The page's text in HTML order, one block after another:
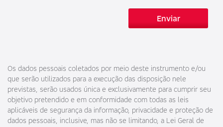
Enviar
Os dados pessoais coletados por meio deste instrumento e/ou
que serão utilizados para a execução das disposição nele
previstas, serão usados única e exclusivamente para cumprir seu
objetivo pretendido e em conformidade com todas as leis
aplicáveis de segurança da informação, privacidade e proteção de
dados pessoais, inclusive, mas não se limitando, a Lei Geral de